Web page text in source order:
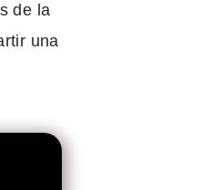
de la
una